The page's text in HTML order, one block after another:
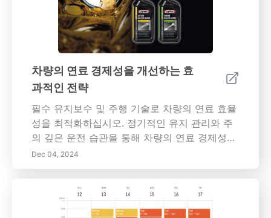
경로를 계획하고, 날씨 조건을 고려하고, 더 스마
트한 운전 경험을 위해 기술을 활용하세요. 대중
교통, 카풀, 자전거 등 대체 교통 수단을 탐색하
여 탄소 발자국을 추가로 줄이십시오. 우리의 통
찰력을 따르면 주유소에서 비용을 절감할 뿐만
아니라 보다 지속 가능한 환경에 기여할 수 있습
니다.
차량의 연료 경제성을 개선하는 효
과적인 전략
필수 유지보수 및 주행 기술로 차량의 연료 효율
성을 최적화하십시오. 정기적인 유지 관리와 주
의 깊은 운전 습관을 통해 차량의 연료 경제성을
향상시키기 위한 핵심 전략을 탐색하십시오. 엔
진이 효율적으로 작동하도록 유지하기 위한 시
필터 교체의 중요성을 알아보세요. 효과적인 연
료 시스템 청소가 성능을 방해하는 침전물을 방
Dec 04, 2024